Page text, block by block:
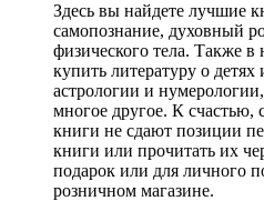
Здесь вы найдете лучшие
самопознание, духовный
физического тела. Также
купить литературу о
астрологии и
многое другое. К счастью,
книги не сдают позиции
книги или прочитать их
подарок или для личного
розничном магазине.